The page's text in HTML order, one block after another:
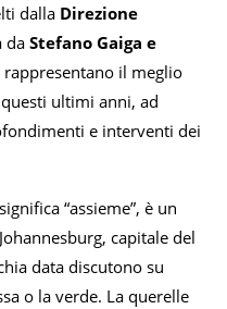
dalla Direzione
da Stefano Gaiga e
il meglio
ultimi anni, ad
e interventi dei
“assieme”, è un
capitale del
data discutono su
o la verde. La querelle